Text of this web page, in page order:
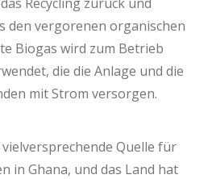
den vergorenen organischen
Biogas wird zum Betrieb
die die Anlage und die
mit Strom versorgen.
Quelle für
in Ghana, und das Land hat